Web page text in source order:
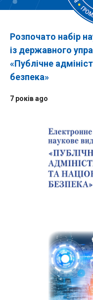
Розпочато набір
із державного
«Публічне
безпека»
7 років ago